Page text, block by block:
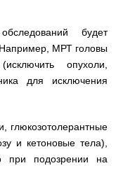
будет
Например, МРТ головы
опухоли,
для исключения
глюкозотолерантные
и кетоновые тела),
при подозрении на